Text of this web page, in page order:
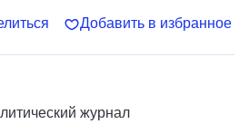
Добавить в избранное
журнал